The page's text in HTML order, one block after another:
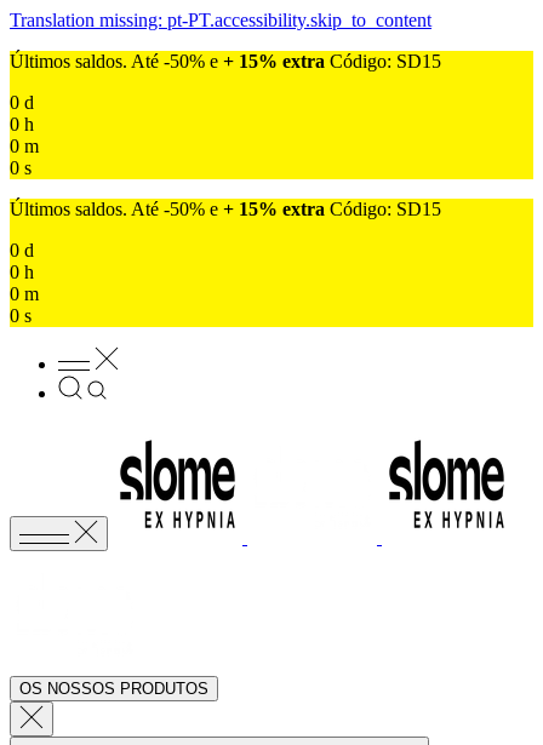
Translation missing: pt-PT.accessibility.skip_to_content
Últimos saldos. Até -50% e + 15% extra Código: SD15
0 d
0 h
0 m
0 s
Últimos saldos. Até -50% e + 15% extra Código: SD15
0 d
0 h
0 m
0 s
OS NOSSOS PRODUTOS